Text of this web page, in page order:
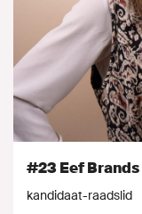
#23 Eef Brands
kandidaat-raadslid